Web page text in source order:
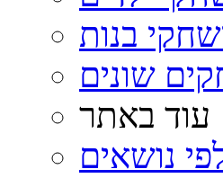
בנות
שונים
עוד באתר
נושאים